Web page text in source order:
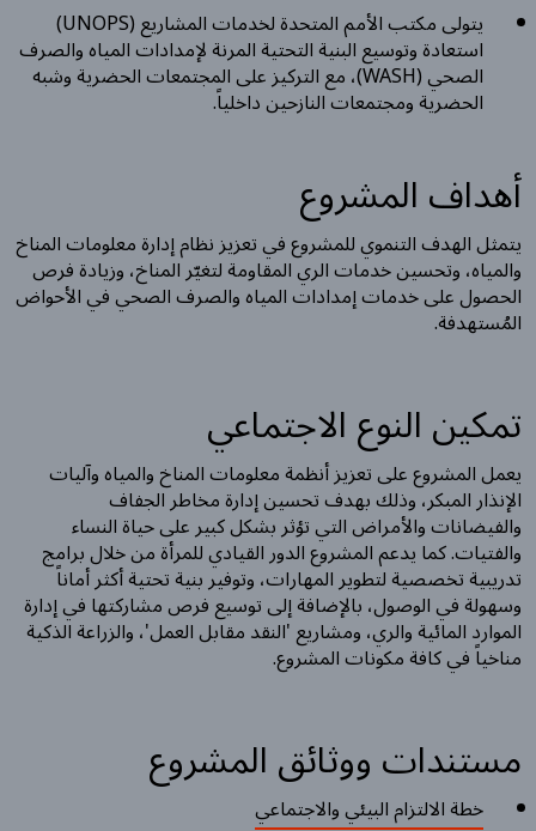
يتولى مكتب الأمم المتحدة لخدمات المشاريع (UNOPS)
استعادة وتوسيع البنية التحتية المرنة لإمدادات المياه والصرف
الصحي (WASH)، مع التركيز على المجتمعات الحضرية وشبه
الحضرية ومجتمعات النازحين داخلياً.
أهداف المشروع
يتمثل الهدف التنموي للمشروع في تعزيز نظام إدارة معلومات المناخ
والمياه، وتحسين خدمات الري المقاومة لتغيّر المناخ، وزيادة فرص
الحصول على خدمات إمدادات المياه والصرف الصحي في الأحواض
المُستهدفة.
تمكين النوع الاجتماعي
يعمل المشروع على تعزيز أنظمة معلومات المناخ والمياه وآليات
الإنذار المبكر، وذلك بهدف تحسين إدارة مخاطر الجفاف
والفيضانات والأمراض التي تؤثر بشكل كبير على حياة النساء
والفتيات. كما يدعم المشروع الدور القيادي للمرأة من خلال برامج
تدريبية تخصصية لتطوير المهارات، وتوفير بنية تحتية أكثر أماناً
وسهولة في الوصول، بالإضافة إلى توسيع فرص مشاركتها في إدارة
الموارد المائية والري، ومشاريع 'النقد مقابل العمل'، والزراعة الذكية
مناخياً في كافة مكونات المشروع.
مستندات ووثائق المشروع
خطة الالتزام البيئي والاجتماعي